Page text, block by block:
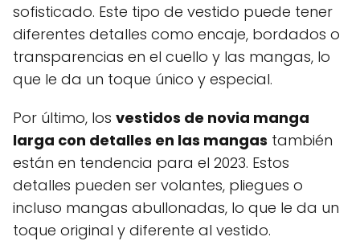
sofisticado. Este tipo de vestido puede tener
diferentes detalles como encaje, bordados o
transparencias en el cuello y las mangas, lo
que le da un toque único y especial.
Por último, los vestidos de novia manga
larga con detalles en las mangas también
están en tendencia para el 2023. Estos
detalles pueden ser volantes, pliegues o
incluso mangas abullonadas, lo que le da un
toque original y diferente al vestido.